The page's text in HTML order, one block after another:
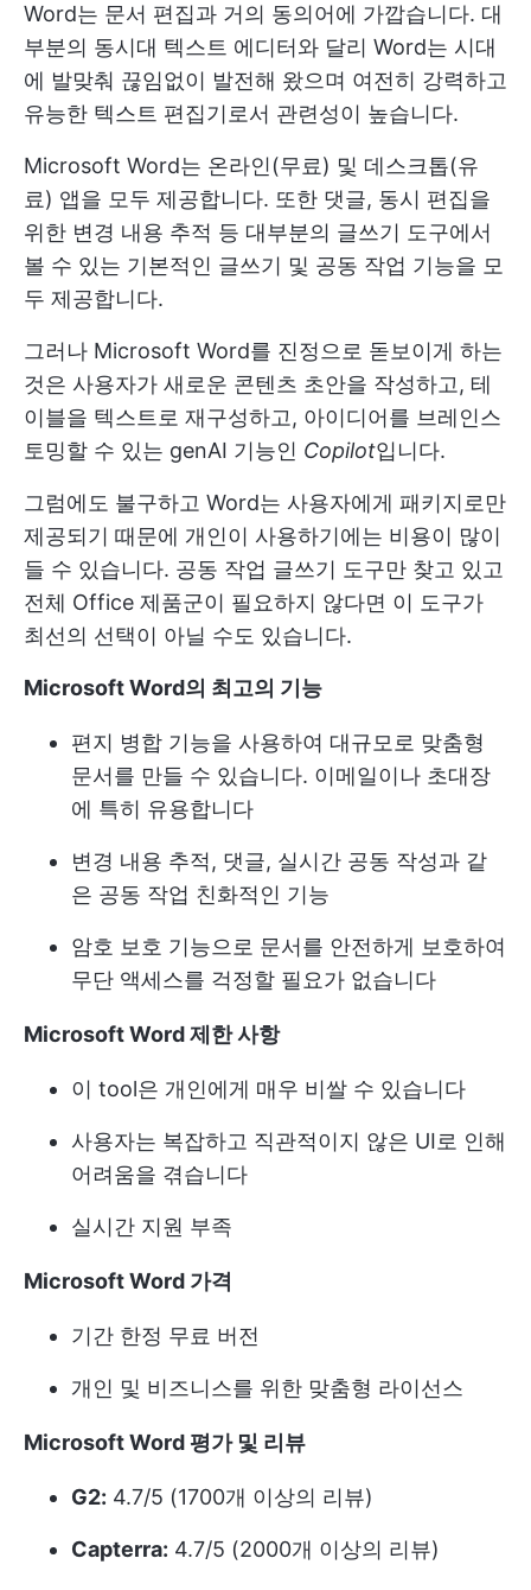
Word는 문서 편집과 거의 동의어에 가깝습니다. 대
부분의 동시대 텍스트 에디터와 달리 Word는 시대
에 발맞춰 끊임없이 발전해 왔으며 여전히 강력하고
유능한 텍스트 편집기로서 관련성이 높습니다.
Microsoft Word는 온라인(무료) 및 데스크톱(유
료) 앱을 모두 제공합니다. 또한 댓글, 동시 편집을
위한 변경 내용 추적 등 대부분의 글쓰기 도구에서
볼 수 있는 기본적인 글쓰기 및 공동 작업 기능을 모
두 제공합니다.
그러나 Microsoft Word를 진정으로 돋보이게 하는
것은 사용자가 새로운 콘텐츠 초안을 작성하고, 테
이블을 텍스트로 재구성하고, 아이디어를 브레인스
토밍할 수 있는 genAI 기능인 Copilot입니다.
그럼에도 불구하고 Word는 사용자에게 패키지로만
제공되기 때문에 개인이 사용하기에는 비용이 많이
들 수 있습니다. 공동 작업 글쓰기 도구만 찾고 있고
전체 Office 제품군이 필요하지 않다면 이 도구가
최선의 선택이 아닐 수도 있습니다.
Microsoft Word의 최고의 기능
편지 병합 기능을 사용하여 대규모로 맞춤형
문서를 만들 수 있습니다. 이메일이나 초대장
에 특히 유용합니다
변경 내용 추적, 댓글, 실시간 공동 작성과 같
은 공동 작업 친화적인 기능
암호 보호 기능으로 문서를 안전하게 보호하여
무단 액세스를 걱정할 필요가 없습니다
Microsoft Word 제한 사항
이 tool은 개인에게 매우 비쌀 수 있습니다
사용자는 복잡하고 직관적이지 않은 UI로 인해
어려움을 겪습니다
실시간 지원 부족
Microsoft Word 가격
기간 한정 무료 버전
개인 및 비즈니스를 위한 맞춤형 라이선스
Microsoft Word 평가 및 리뷰
G2: 4.7/5 (1700개 이상의 리뷰)
Capterra: 4.7/5 (2000개 이상의 리뷰)